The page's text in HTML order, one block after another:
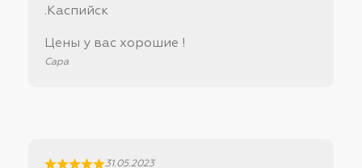
.Каспийск
Цены у вас хорошие !
Сара
31.05.2023